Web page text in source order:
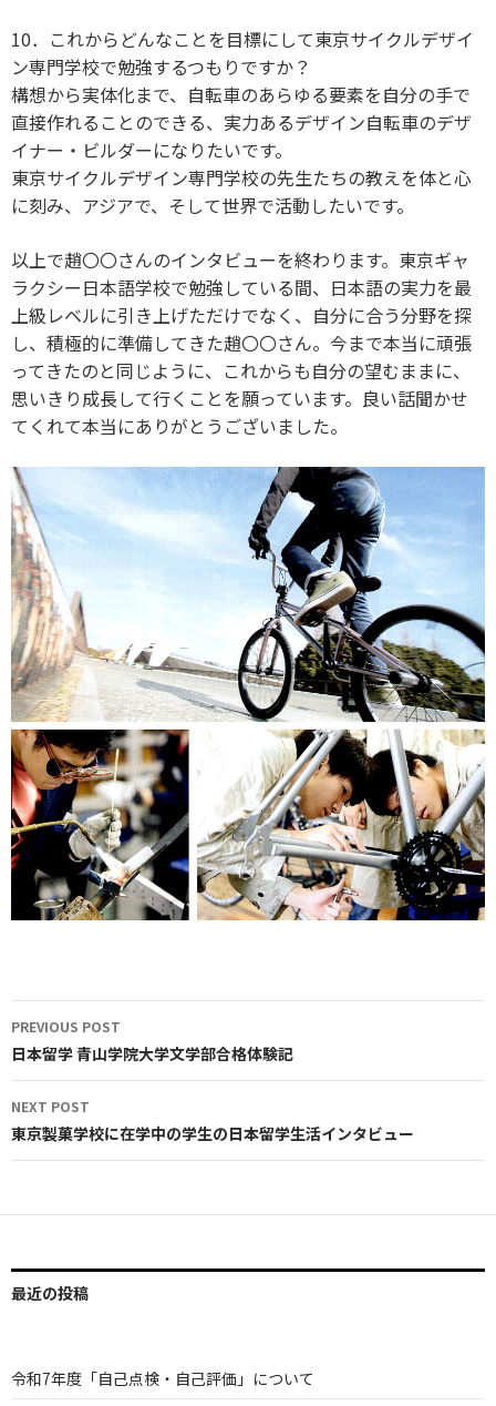
10．これからどんなことを目標にして東京サイクルデザイ
ン専門学校で勉強するつもりですか？
構想から実体化まで、自転車のあらゆる要素を自分の手で
直接作れることのできる、実力あるデザイン自転車のデザ
イナー・ビルダーになりたいです。
東京サイクルデザイン専門学校の先生たちの教えを体と心
に刻み、アジアで、そして世界で活動したいです。
以上で趙〇〇さんのインタビューを終わります。東京ギャ
ラクシー日本語学校で勉強している間、日本語の実力を最
上級レベルに引き上げただけでなく、自分に合う分野を探
し、積極的に準備してきた趙〇〇さん。今まで本当に頑張
ってきたのと同じように、これからも自分の望むままに、
思いきり成長して行くことを願っています。良い話聞かせ
てくれて本当にありがとうございました。
Post
navigation
PREVIOUS POST
日本留学 青山学院大学文学部合格体験記
NEXT POST
東京製菓学校に在学中の学生の日本留学生活インタビュー
最近の投稿
令和7年度「自己点検・自己評価」について